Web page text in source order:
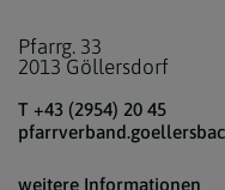
Pfarrg. 33
2013 Göllersdorf
T +43 (2954) 20 45
weitere Informationen